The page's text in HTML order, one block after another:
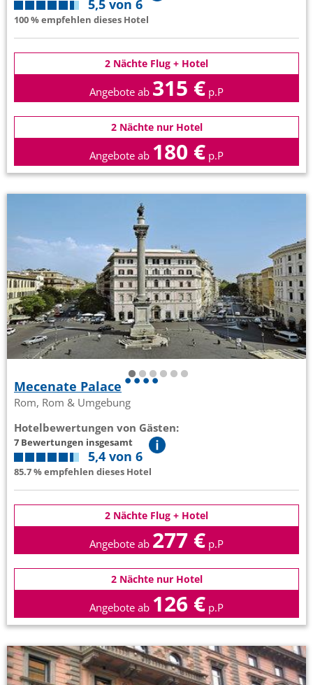
5,5 von 6
100 % empfehlen dieses Hotel
2 Nächte Flug + Hotel
Angebote ab 315 € p.P
2 Nächte nur Hotel
Angebote ab 180 € p.P
Mecenate Palace
Rom, Rom & Umgebung
Hotelbewertungen von Gästen:
7 Bewertungen insgesamt
5,4 von 6
85.7 % empfehlen dieses Hotel
2 Nächte Flug + Hotel
Angebote ab 277 € p.P
2 Nächte nur Hotel
Angebote ab 126 € p.P